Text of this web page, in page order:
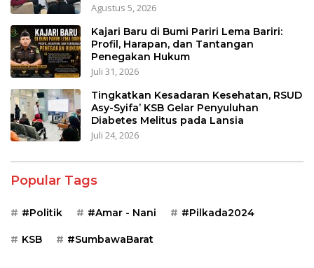
Agustus 5, 2026
Kajari Baru di Bumi Pariri Lema Bariri:
Profil, Harapan, dan Tantangan
Penegakan Hukum
Juli 31, 2026
Tingkatkan Kesadaran Kesehatan, RSUD
Asy-Syifa’ KSB Gelar Penyuluhan
Diabetes Melitus pada Lansia
Juli 24, 2026
Popular Tags
#Politik #Amar - Nani #Pilkada2024
KSB #SumbawaBarat